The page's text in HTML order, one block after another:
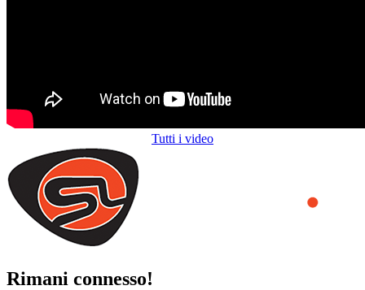
Tutti i video
Rimani connesso!